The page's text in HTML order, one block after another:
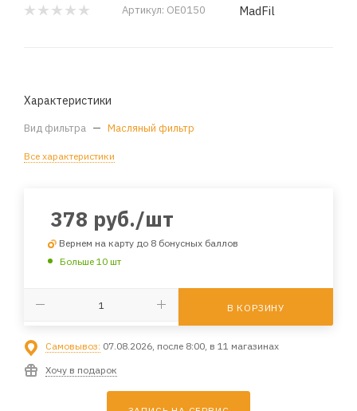
Артикул: OE0150 MadFil
Характеристики
Вид фильтра — Масляный фильтр
Все характеристики
378 руб./шт
Вернем на карту до 8 бонусных баллов
Больше 10 шт
В КОРЗИНУ
Самовывоз: 07.08.2026, после 8:00, в 11 магазинах
Хочу в подарок